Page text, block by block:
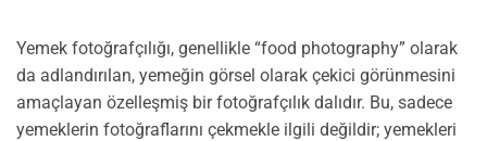
Yemek fotoğrafçılığı, genellikle “food photography” olarak
da adlandırılan, yemeğin görsel olarak çekici görünmesini
amaçlayan özelleşmiş bir fotoğrafçılık dalıdır. Bu, sadece
yemeklerin fotoğraflarını çekmekle ilgili değildir; yemekleri